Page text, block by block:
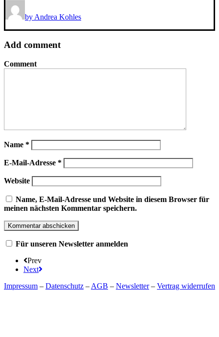
by Andrea Kohles
Add comment
Comment
Name *
E-Mail-Adresse *
Website
Name, E-Mail-Adresse und Website in diesem Browser für
meinen nächsten Kommentar speichern.
Für unseren Newsletter anmelden
Prev
Next
Impressum – Datenschutz – AGB – Newsletter– Vertrag widerrufen